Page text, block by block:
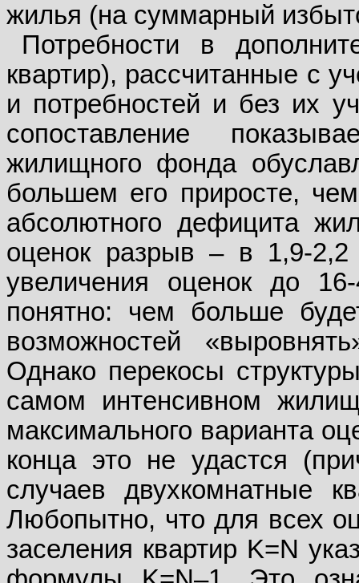
жилья (на суммарный
Потребности в
квартир), рассчитанные с
и потребностей и без их
сопоставление
жилищного фонда
большем его приросте,
абсолютного дефицита
оценок разрыв – в 1,9-2,2
увеличения оценок до
понятно: чем больше
возможностей
Однако перекосы
самом интенсивном
максимального варианта
конца это не удастся
случаев двухкомнатные
Любопытно, что для всех
заселения квартир K=N